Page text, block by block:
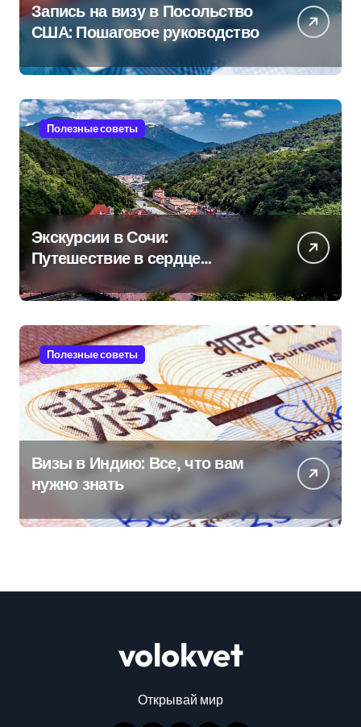
Запись на визу в Посольство
США: Пошаговое руководство
Полезные советы
Экскурсии в Сочи:
Путешествие в сердце
Черноморского курорта
Полезные советы
Визы в Индию: Все, что вам
нужно знать
volokvet
Открывай мир